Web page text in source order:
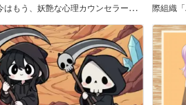
はもう、妖艶な心理カウンセラーの
を求めてカウン...
際組織
すため